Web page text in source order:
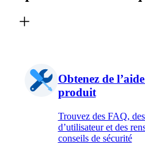
Obtenez de
produit
Trouvez des FAQ,
d’utilisateur et des
conseils de sécurité